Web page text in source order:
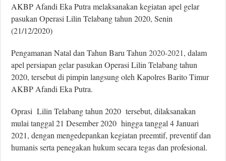
AKBP Afandi Eka Putra melaksanakan kegiatan apel gelar
pasukan Operasi Lilin Telabang tahun 2020, Senin
(21/12/2020)
Pengamanan Natal dan Tahun Baru Tahun2020-2021, dalam
apel persiapan gelar pasukan Operasi Lilin Telabang tahun
2020, tersebut di pimpin langsung oleh Kapolres Barito Timur
AKBP Afandi Eka Putra.
Oprasi Lilin Telabang tahun 2020 tersebut, dilaksanakan
mulai tanggal 21 Desember 2020 hingga tanggal 4 Januari
2021, dengan mengedepankan kegiatan preemtif, preventif dan
humanis serta penegakan hukum secara tegas dan profesional.